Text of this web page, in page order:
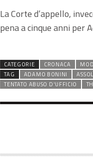
La Corte d’appello,
pena a cinque anni per
CATEGORIE CRONACA
TAG
ADAMO BONINI
TENTATO ABUSO D'UFFICIO